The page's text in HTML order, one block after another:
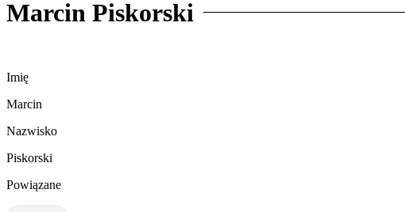
Marcin Piskorski
Imię
Marcin
Nazwisko
Piskorski
Powiązane